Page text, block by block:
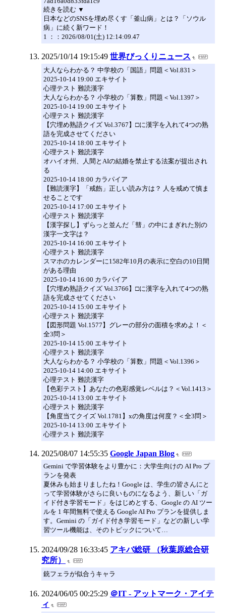
続きを読む ▼
日本などのSNSを埋め尽くす「釜山病」とは？「ソウル
病」に続く新ワード！
1 ：：2026/08/01(土) 12:14:09.47
2025/10/14 19:15:49 世界びっくりニュース
大人ならわかる？ 中学校の「国語」問題＜Vol.831＞
2025-10-14 19:00 エキサイト
心理テスト 難読漢字
大人ならわかる？ 小学校の「算数」問題＜Vol.1397＞
2025-10-14 19:00 エキサイト
心理テスト 難読漢字
【穴埋め熟語クイズ Vol.3767】□に漢字を入れて4つの熟
語を完成させてください
2025-10-14 18:00 エキサイト
心理テスト 難読漢字
オハイオ州、人間とAIの結婚を禁止する法案が提出され
る
2025-10-14 18:00 カラパイア
【難読漢字】「戒飭」正しい読み方は？ 人を戒めて慎ま
せることです
2025-10-14 17:00 エキサイト
心理テスト 難読漢字
【漢字探し】ずらっと並んだ「彗」の中にまぎれた別の
漢字一文字は？
2025-10-14 16:00 エキサイト
心理テスト 難読漢字
スマホのカレンダーに1582年10月の表示に空白の10日間
がある理由
2025-10-14 16:00 カラパイア
【穴埋め熟語クイズ Vol.3766】□に漢字を入れて4つの熟
語を完成させてください
2025-10-14 15:00 エキサイト
心理テスト 難読漢字
【図形問題 Vol.1577】グレーの部分の面積を求めよ！＜
全3問＞
2025-10-14 15:00 エキサイト
心理テスト 難読漢字
大人ならわかる？ 小学校の「算数」問題＜Vol.1396＞
2025-10-14 14:00 エキサイト
心理テスト 難読漢字
【色彩テスト】あなたの色彩感覚レベルは？＜Vol.1413＞
2025-10-14 13:00 エキサイト
心理テスト 難読漢字
【角度当てクイズ Vol.1781】xの角度は何度？＜全3問＞
2025-10-14 13:00 エキサイト
心理テスト 難読漢字
2025/08/07 14:55:35 Google Japan Blog
Gemini で学習体験をより豊かに：大学生向けの AI Pro プ
ランを発表
夏休みも始まりましたね！Google は、学生の皆さんにと
って学習体験がさらに良いものになるよう、新しい「ガ
イド付き学習モード」をはじめとする、Google の AI ツー
ルを 1 年間無料で使える Google AI Pro プランを提供しま
す。Gemini の「ガイド付き学習モード」などの新しい学
習ツール機能は、そのトピックについて…
2024/09/28 16:33:45 アキバ総研 （秋葉原総合研
究所）
銃フェラが似合うキャラ
2024/06/05 00:25:29 ＠IT - アットマーク・アイテ
ィ